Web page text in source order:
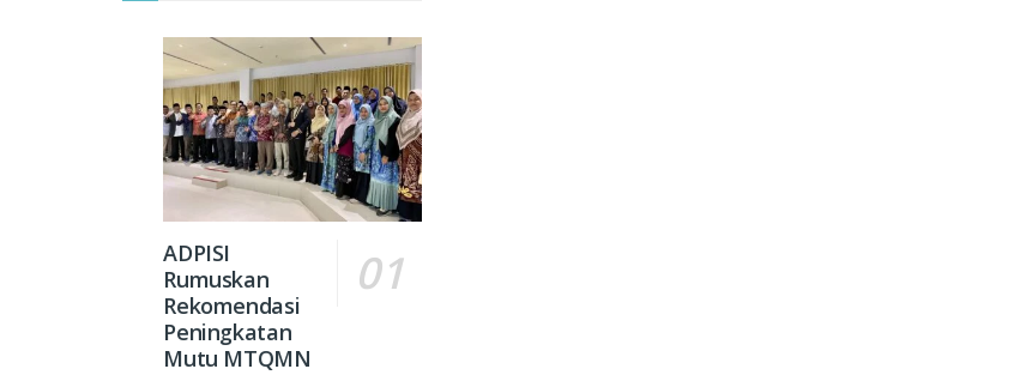
ADPISI
Rumuskan
Rekomendasi
Peningkatan
Mutu MTQMN